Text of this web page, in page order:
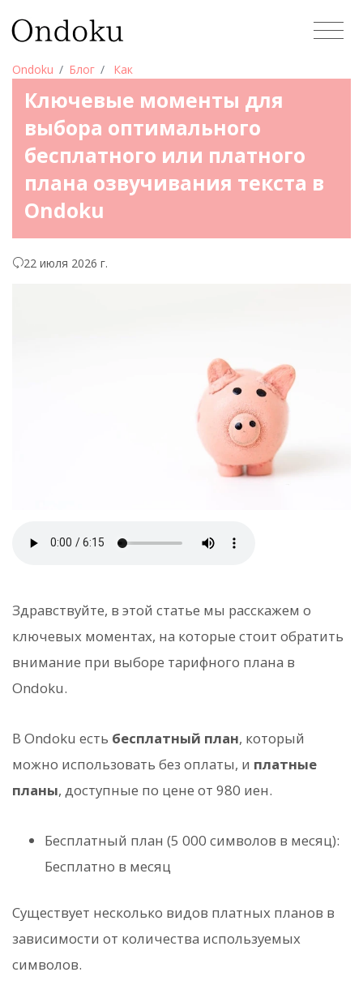
Ondoku Блог Как
Ключевые моменты для
выбора оптимального
бесплатного или платного
плана озвучивания текста в
Ondoku
22 июля 2026 г.
Здравствуйте, в этой статье мы расскажем о
ключевых моментах, на которые стоит обратить
внимание при выборе тарифного плана в
Ondoku.
В Ondoku есть бесплатный план, который
можно использовать без оплаты, и платные
планы, доступные по цене от 980 иен.
Бесплатный план (5 000 символов в месяц):
Бесплатно в месяц
Существует несколько видов платных планов в
зависимости от количества используемых
символов.